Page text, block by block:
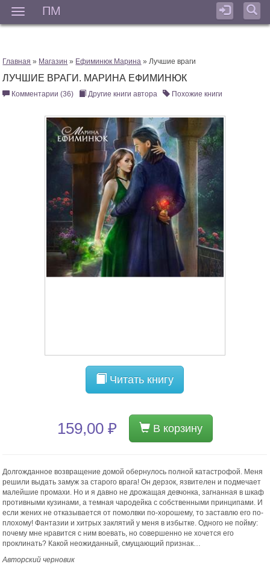
ПМ
Главная » Магазин » Ефиминюк Марина » Лучшие враги
ЛУЧШИЕ ВРАГИ. МАРИНА ЕФИМИНЮК
Комментарии (36) Другие книги автора Похожие книги
Читать книгу
159,00 ₽ В корзину
Долгожданное возвращение домой обернулось полной катастрофой. Меня
решили выдать замуж за старого врага! Он дерзок, язвителен и подмечает
малейшие промахи. Но и я давно не дрожащая девчонка, загнанная в шкаф
противными кузинами, а темная чародейка с собственными принципами. И
если жених не отказывается от помолвки по-хорошему, то заставлю его по-
плохому! Фантазии и хитрых заклятий у меня в избытке. Одного не пойму:
почему мне нравится с ним воевать, но совершенно не хочется его
проклинать? Какой неожиданный, смущающий признак…
Авторский черновик